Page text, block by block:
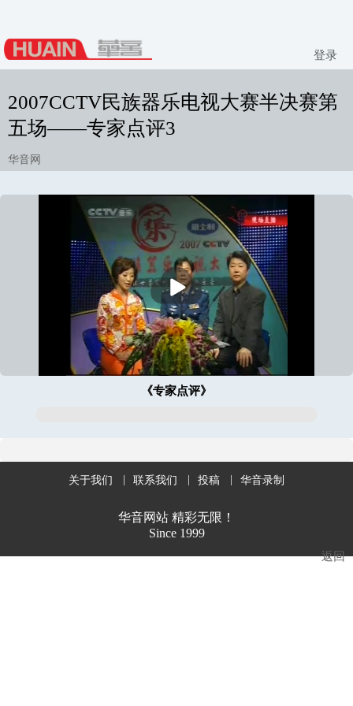
登录
2007CCTV民族器乐电视大赛半决赛第
五场——专家点评3
华音网
播
放
《专家点评》
关于我们 联系我们 投稿 华音录制
华音网站 精彩无限！
Since 1999
返回